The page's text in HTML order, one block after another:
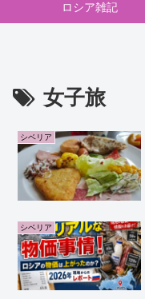
ロシア雑記
女子旅
シベリア
シベリア